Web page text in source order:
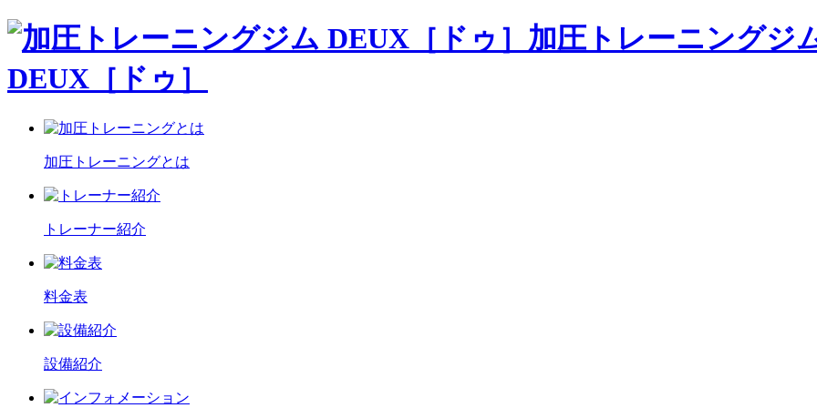
加圧トレーニングジ
DEUX［ドゥ］
加圧トレーニングとは
トレーナー紹介
料金表
設備紹介